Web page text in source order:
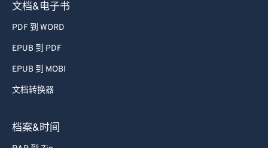
文档&电子书
PDF 到 WORD
EPUB 到 PDF
EPUB 到 MOBI
文档转换器
档案&时间